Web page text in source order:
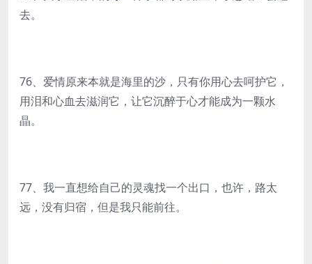
去。
76、爱情原来本就是海里的沙，只有你用心去呵护它，
用泪和心血去滋润它，让它沉醉于心才能成为一颗水
晶。
77、我一直想给自己的灵魂找一个出口，也许，路太
远，没有归宿，但是我只能前往。